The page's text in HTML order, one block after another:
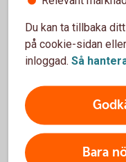
Belopp per månad
Du kan ta tillbaka
på cookie-sidan
inloggad. Så
Bara